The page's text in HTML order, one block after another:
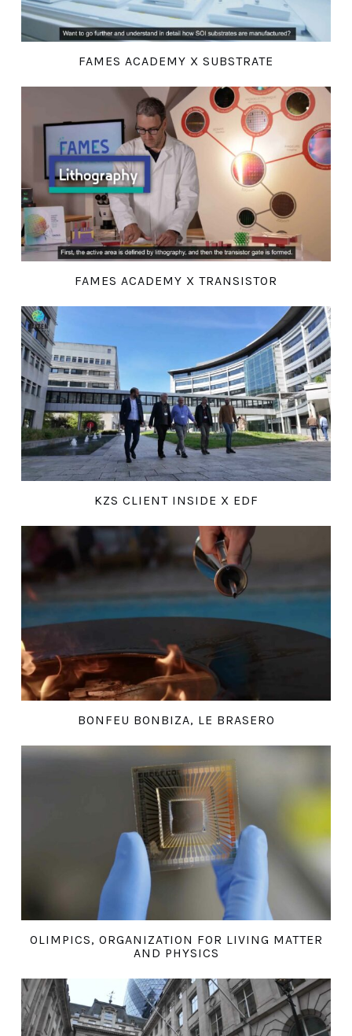
FAMES ACADEMY X SUBSTRATE
FAMES ACADEMY X TRANSISTOR
KZS CLIENT INSIDE X EDF
BONFEU BONBIZA, LE BRASERO
OLIMPICS, ORGANIZATION FOR LIVING MATTER
AND PHYSICS